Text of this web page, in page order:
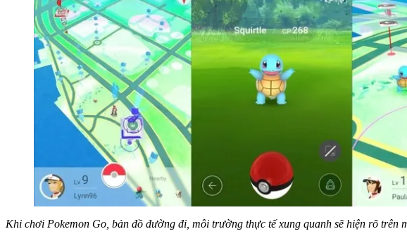
Khi chơi Pokemon Go, bản đồ đường đi, môi trường thực tế xung quanh sẽ hiện rõ trên